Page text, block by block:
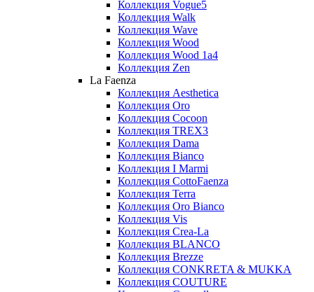
Коллекция Vogue5
Коллекция Walk
Коллекция Wave
Коллекция Wood
Коллекция Wood 1a4
Коллекция Zen
La Faenza
Коллекция Aesthetica
Коллекция Oro
Коллекция Cocoon
Коллекция TREX3
Коллекция Dama
Коллекция Bianco
Коллекция I Marmi
Коллекция CottoFaenza
Коллекция Terra
Коллекция Oro Bianco
Коллекция Vis
Коллекция Crea-La
Коллекция BLANCO
Коллекция Brezze
Коллекция CONKRETA & MUKKA
Коллекция COUTURE